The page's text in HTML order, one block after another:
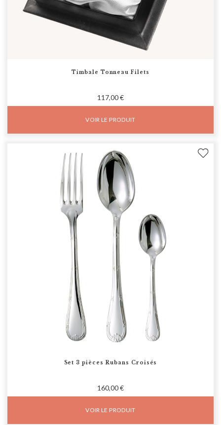
Timbale Tonneau Filets
117,00 €
VOIR LE PRODUIT
Set 3 pièces Rubans Croisés
160,00 €
VOIR LE PRODUIT